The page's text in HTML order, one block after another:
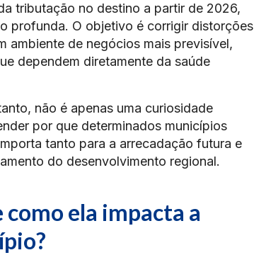
tributação no destino a partir de 2026,
profunda. O objetivo é corrigir distorções
ambiente de negócios mais previsível,
dependem diretamente da saúde
não é apenas uma curiosidade
por que determinados municípios
tanto para a arrecadação futura e
do desenvolvimento regional.
ela impacta a